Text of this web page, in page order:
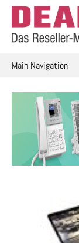
Skip
content
Main Navigation